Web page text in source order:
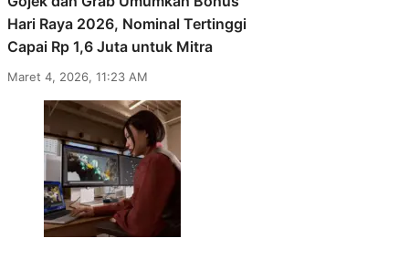
Hari Raya 2026, Nominal Tertinggi
Capai Rp 1,6 Juta untuk Mitra
Maret 4, 2026, 11:23 AM